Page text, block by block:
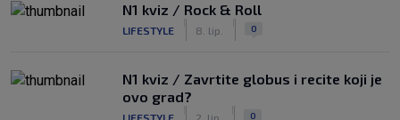
N1 kviz / Rock & Roll
LIFESTYLE 8. lip. 0
N1 kviz / Zavrtite globus i recite koji je
ovo grad?
LIFESTYLE 2. lip. 0